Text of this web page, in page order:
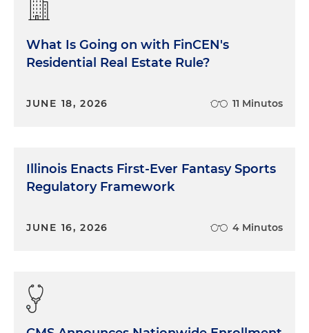
What Is Going on with FinCEN's
Residential Real Estate Rule?
JUNE 18, 2026 11 Minutos
Illinois Enacts First-Ever Fantasy Sports
Regulatory Framework
JUNE 16, 2026 4 Minutos